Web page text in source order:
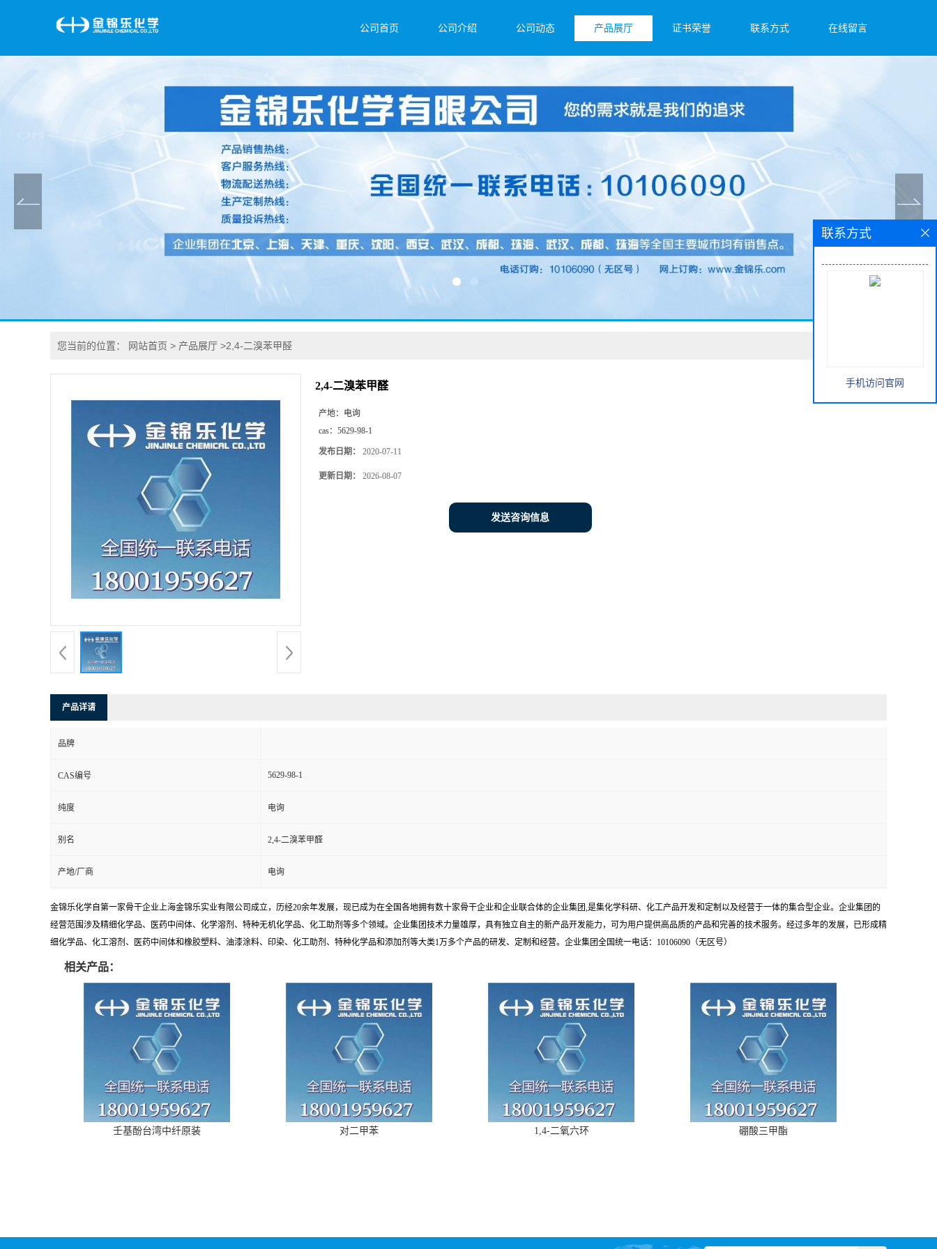
公司首页 公司介绍 公司动态 产品展厅 证书荣誉 联系方式 在线留言
您当前的位置： 网站首页 > 产品展厅 >2,4-二溴苯甲醛
2,4-二溴苯甲醛
产地： 电询
cas： 5629-98-1
发布日期： 2020-07-11
更新日期： 2026-08-07
发送咨询信息
产品详请
品牌
CAS编号 5629-98-1
纯度 电询
别名 2,4-二溴苯甲醛
产地/厂商 电询
金锦乐化学自第一家骨干企业上海金锦乐实业有限公司成立，历经20余年发展，现已成为在全国各地拥有数十家骨干企业和企业联合体的企业集团,是集化学科研、化工产品开发和定制以及经营于一体的集合型企业。企业集团的
经营范围涉及精细化学品、医药中间体、化学溶剂、特种无机化学品、化工助剂等多个领域。企业集团技术力量雄厚，具有独立自主的新产品开发能力，可为用户提供高品质的产品和完善的技术服务。经过多年的发展，已形成精
细化学品、化工溶剂、医药中间体和橡胶塑料、油漆涂料、印染、化工助剂、特种化学品和添加剂等大类1万多个产品的研发、定制和经营。企业集团全国统一电话：10106090（无区号）
相关产品：
壬基酚台湾中纤原装 对二甲苯 1,4-二氧六环 硼酸三甲酯
联系方式
手机访问官网